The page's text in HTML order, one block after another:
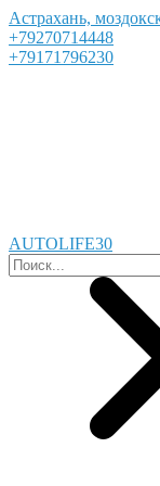
Астрахань,
+79270714448
+79171796230
AUTOLIFE30